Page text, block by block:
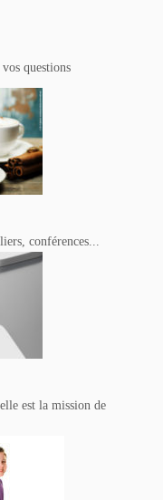
questions
conférences...
est la mission de